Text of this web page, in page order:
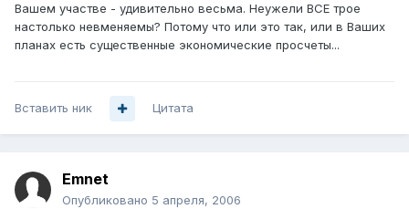
Вашем участве - удивительно весьма. Неужели ВСЕ трое
настолько невменяемы? Потому что или это так, или в Ваших
планах есть существенные экономические просчеты...
Вставить ник Цитата
Emnet
Опубликовано 5 апреля, 2006